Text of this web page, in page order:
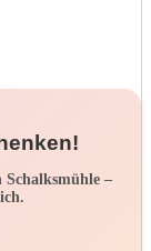
–